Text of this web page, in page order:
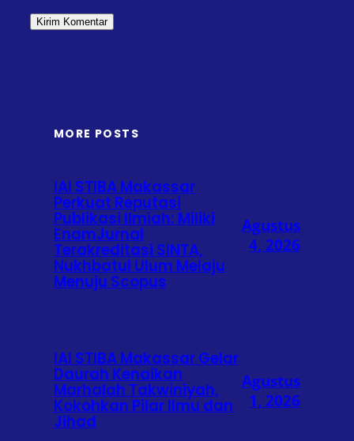
MORE POSTS
IAI STIBA Makassar
Perkuat Reputasi
Publikasi Ilmiah: Miliki
EnamJurnal
Terakreditasi SINTA,
Nukhbatul Ulum Melaju
Menuju Scopus
Agustus
4, 2026
IAI STIBA Makassar Gelar
Daurah Kenaikan
Marhalah Takwiniyah,
Kokohkan Pilar Ilmu dan
Jihad
Agustus
1, 2026